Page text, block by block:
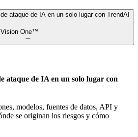
ataque de IA en un solo lugar con TrendAI
Vision One™
ataque de IA en un solo lugar con
modelos, fuentes de datos, API y
se originan los riesgos y cómo